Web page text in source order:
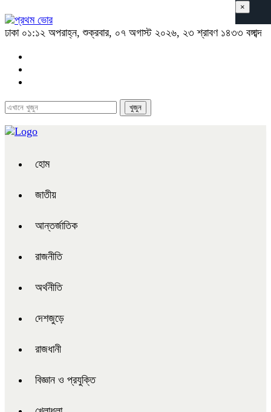
ঢাকা ০১:১২ অপরাহ্ন, শুক্রবার, ০৭ অগাস্ট ২০২৬, ২৩ শ্রাবণ ১৪৩৩ বঙ্গাব্দ
হোম
জাতীয়
আন্তর্জাতিক
রাজনীতি
অর্থনীতি
দেশজুড়ে
রাজধানী
বিজ্ঞান ও প্রযুক্তি
×